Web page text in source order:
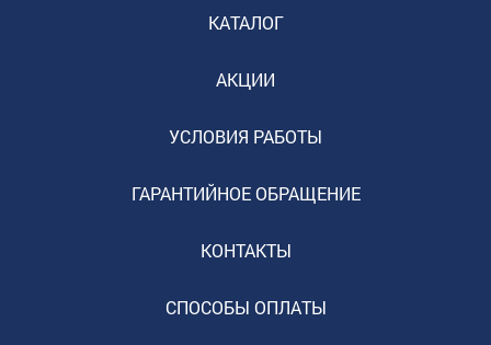
КАТАЛОГ
АКЦИИ
УСЛОВИЯ РАБОТЫ
ГАРАНТИЙНОЕ ОБРАЩЕНИЕ
КОНТАКТЫ
СПОСОБЫ ОПЛАТЫ